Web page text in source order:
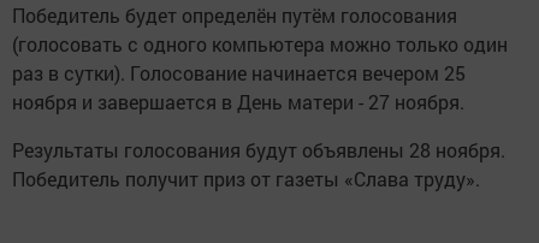
Победитель будет определён путём голосования
(голосовать с одного компьютера можно только один
раз в сутки). Голосование начинается вечером 25
ноября и завершается в День матери - 27 ноября.
Результаты голосования будут объявлены 28 ноября.
Победитель получит приз от газеты «Слава труду».